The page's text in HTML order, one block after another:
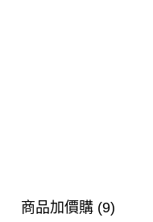
商品加價購 (9)